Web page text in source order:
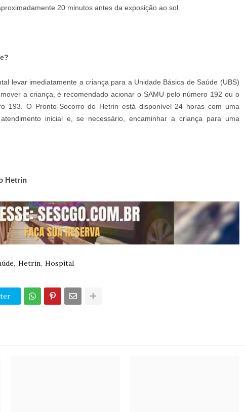
20 minutos antes da exposição ao sol.
levar imediatamente a criança para a Unidade Básica de Saúde (UBS)
a criança, é recomendado acionar o SAMU pelo número 192 ou o
193. O Pronto-Socorro do Hetrin está disponível 24 horas com uma
inicial e, se necessário, encaminhar a criança para uma
Hetrin
Hetrin Hospital